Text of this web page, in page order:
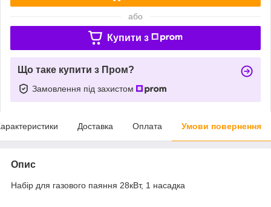
або
Купити з
Що таке купити з Пром?
Замовлення під захистом
Доставка Оплата Умови повернення
Опис
Набір для газового паяння 28кВт, 1 насадка